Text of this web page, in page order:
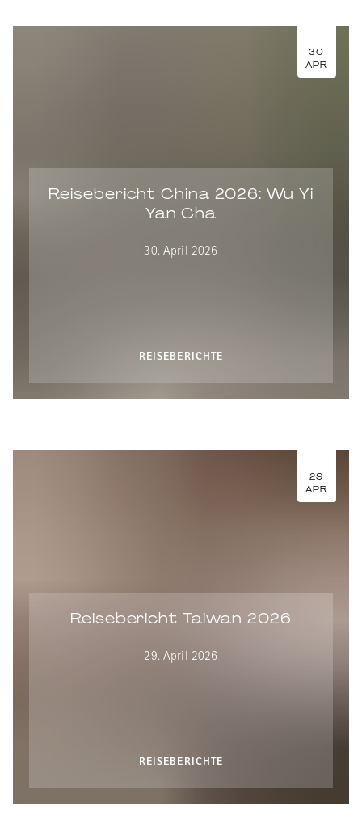
30
APR
Reisebericht China 2026: Wu Yi
Yan Cha
30. April 2026
REISEBERICHTE
29
APR
Reisebericht Taiwan 2026
29. April 2026
REISEBERICHTE